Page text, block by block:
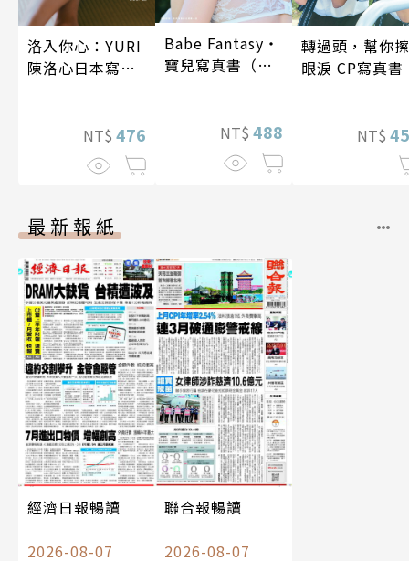
洛入你心：YURI
陳洛心日本寫真
NT$ 476
Babe Fantasy‧
寶兒寫真書（加
NT$ 488
轉過頭，幫你擦
眼淚 CP寫真書
NT$
最新報紙
經濟日報暢讀
2026-08-07
聯合報暢讀
2026-08-07